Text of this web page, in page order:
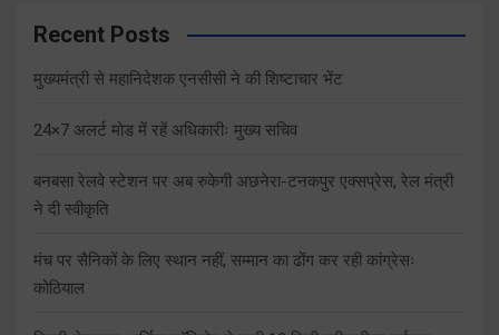
Recent Posts
मुख्यमंत्री से महानिदेशक एनसीसी ने की शिष्टाचार भेंट
24×7 अलर्ट मोड में रहें अधिकारीः मुख्य सचिव
बनबसा रेलवे स्टेशन पर अब रुकेगी अछनेरा-टनकपुर एक्सप्रेस, रेल मंत्री
ने दी स्वीकृति
मंच पर सैनिकों के लिए स्थान नहीं, सम्मान का ढोंग कर रही कांग्रेसः
कोठियाल